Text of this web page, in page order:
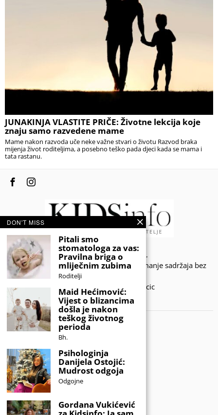
JUNAKINJA VLASTITE PRIČE: Životne lekcija koje
znaju samo razvedene mame
Mame nakon razvoda uče neke važne stvari o životu Razvod braka
mijenja život roditeljima, a posebno teško pada djeci kada se mama i
tata rastanu.
© 2020 - KIDSINFO.BA.
Sva prava zadržana. Zabranjeno preuzimanje sadržaja bez
dozvole izdavača.
Developed by Amar SIjercic
IZAŠAO JE NOVI MAGAZIN!
DON'T MISS
Pitali smo
stomatologa za vas:
Pravilna briga o
mliječnim zubima
Roditelji
Maid Hećimović:
Vijest o blizancima
došla je nakon
teškog životnog
perioda
Bh.
Psihologinja
Danijela Ostojić:
Mudrost odgoja
Odgojne
Gordana Vukićević